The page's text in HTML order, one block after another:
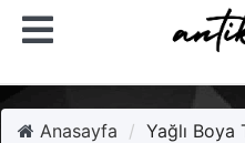
Anasayfa Yağlı Boya